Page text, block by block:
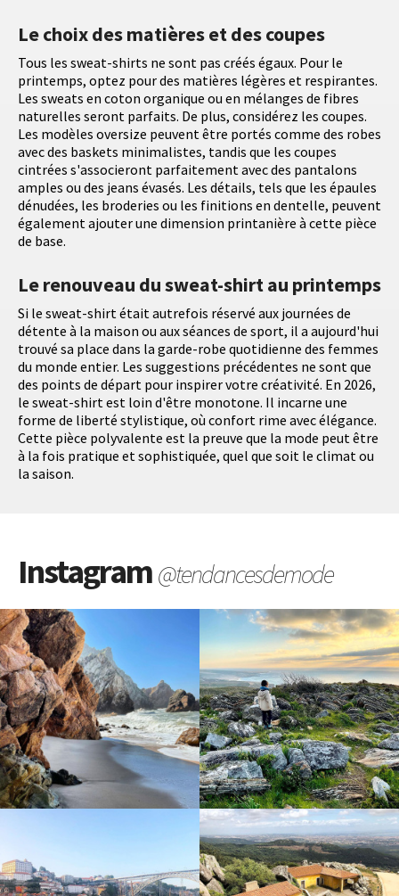
Le choix des matières et des coupes
Tous les sweat-shirts ne sont pas créés égaux. Pour le
printemps, optez pour des matières légères et respirantes.
Les sweats en coton organique ou en mélanges de fibres
naturelles seront parfaits. De plus, considérez les coupes.
Les modèles oversize peuvent être portés comme des robes
avec des baskets minimalistes, tandis que les coupes
cintrées s'associeront parfaitement avec des pantalons
amples ou des jeans évasés. Les détails, tels que les épaules
dénudées, les broderies ou les finitions en dentelle, peuvent
également ajouter une dimension printanière à cette pièce
de base.
Le renouveau du sweat-shirt au printemps
Si le sweat-shirt était autrefois réservé aux journées de
détente à la maison ou aux séances de sport, il a aujourd'hui
trouvé sa place dans la garde-robe quotidienne des femmes
du monde entier. Les suggestions précédentes ne sont que
des points de départ pour inspirer votre créativité. En 2026,
le sweat-shirt est loin d'être monotone. Il incarne une
forme de liberté stylistique, où confort rime avec élégance.
Cette pièce polyvalente est la preuve que la mode peut être
à la fois pratique et sophistiquée, quel que soit le climat ou
la saison.
Instagram@tendancesdemode